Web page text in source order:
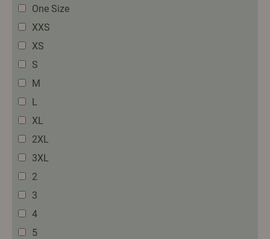
One Size
XXS
XS
S
M
L
XL
2XL
3XL
2
3
4
5